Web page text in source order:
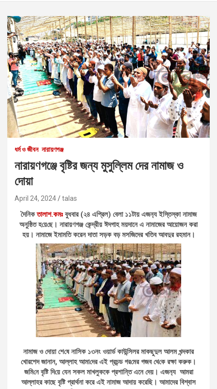
ধর্ম ও জীবন নারায়ণগঞ্জ
নারায়ণগঞ্জে বৃষ্টির জন্য মুসু‌ল্লিম দের নামাজ ও
দোয়া
April 24, 2024 talas
দৈনিকতালাশ.কমঃবুধবার (২৪ এপ্রিল) বেলা ১১টায় এজন‌্য ইস্তিস্কা নামাজ
অনু‌ষ্ঠিত হ‌য়ে‌ছে। নারায়ণগঞ্জ কেন্দ্রীয় ঈদগাহ ময়দানে এ নামাজের আয়োজন করা
হয়। নামাজে ইমামতি করেন দাতা সড়ক বড় মসজিদের খতিব আবদুর রহমান।
নামা‌জ ও দোয়া শে‌ষে না‌সিক ১৩নং ওয়ার্ড কাউন্সিলর মাকছুদুল আলম খন্দকার
খোরশেদ জানান, আল্লাহ আমা‌দের এই প্রচন্ড গর‌মের গজব থে‌কে রক্ষা করুক।
জ‌মি‌নে বৃ‌ষ্টি দি‌য়ে যেন সকল মাখলুককে প্রশা‌ন্তি এনে দেয়। এজন‌্য আমরা
আল্লাহর কাছে বৃষ্টি প্রার্থনা করে এই নামাজ আদায় করেছি। আমাদের বিশ্বাস